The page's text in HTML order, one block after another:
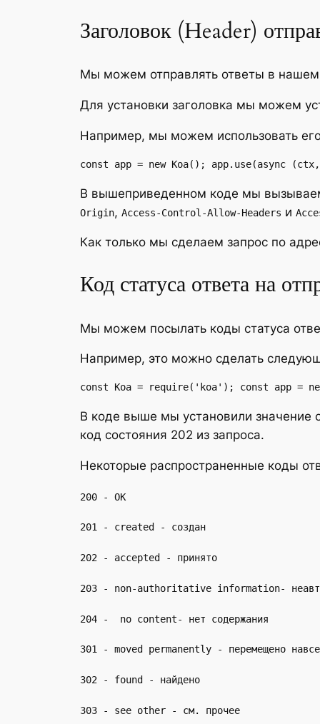
Заголовок (Header)
Мы можем отправлять ответы в нашем
Для установки заголовка мы можем
Например, мы можем использовать
const app = new Koa(); app.use(async
В вышеприведенном коде мы
Origin, Access-Control-Allow-Headers и
Как только мы сделаем запрос по
Код статуса ответа на
Мы можем посылать коды статуса
Например, это можно сделать
const Koa = require('koa'); const app =
В коде выше мы установили значение
код состояния 202 из запроса.
Некоторые распространенные коды
200 - OK
201 - created - создан
202 - accepted - принято
203 - non-authoritative information-
204 - no content- нет содержания
301 - moved permanently - перемещено
302 - found - найдено
303 - see other - см. прочее